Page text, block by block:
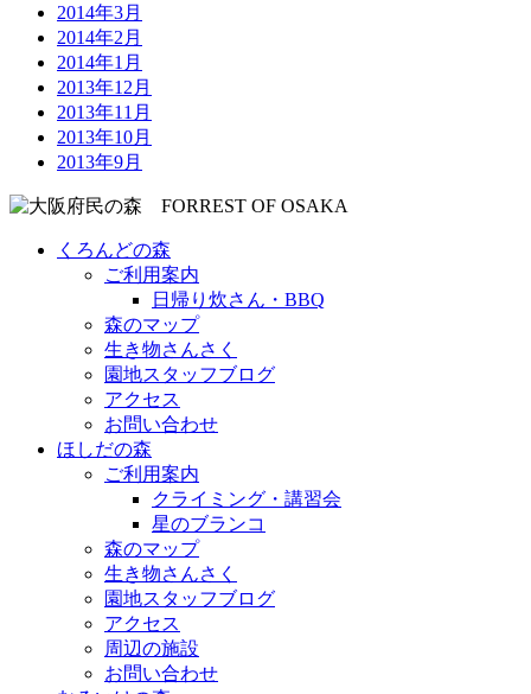
2014年3月
2014年2月
2014年1月
2013年12月
2013年11月
2013年10月
2013年9月
くろんどの森
ご利用案内
日帰り炊さん・BBQ
森のマップ
生き物さんさく
園地スタッフブログ
アクセス
お問い合わせ
ほしだの森
ご利用案内
クライミング・講習会
星のブランコ
森のマップ
生き物さんさく
園地スタッフブログ
アクセス
周辺の施設
お問い合わせ